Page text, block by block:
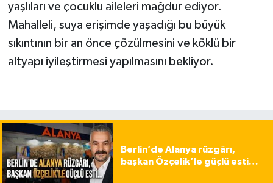
yaşlıları ve çocuklu aileleri mağdur ediyor.
Mahalleli, suya erişimde yaşadığı bu büyük
sıkıntının bir an önce çözülmesini ve köklü bir
altyapı iyileştirmesi yapılmasını bekliyor.
Berlin’de Alanya rüzgârı,
başkan Özçelik’le güçlü esti…